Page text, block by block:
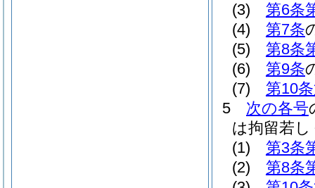
(3)
第6条
(4)
第7条
(5)
第8条
(6)
第9条
(7)
第10
5
次の各号
は拘留若
(1)
第3条
(2)
第8条